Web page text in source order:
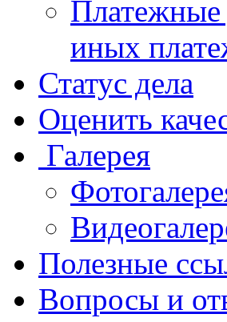
Платежные
иных
Статус дела
Оценить
Галерея
Полезные
Вопросы и